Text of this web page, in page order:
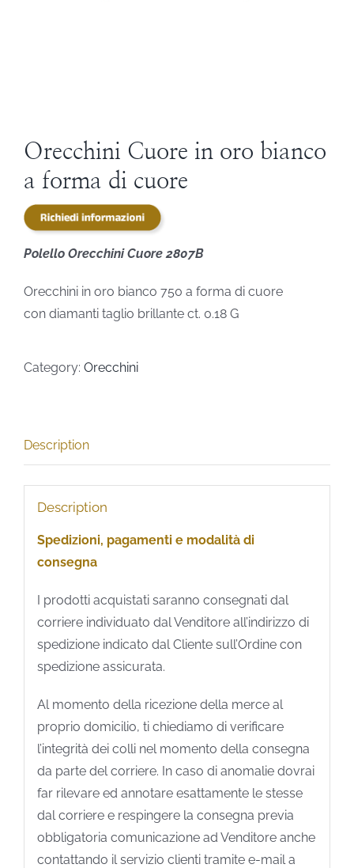
BLOG
CONTATTI
Orecchini Cuore in oro bianco
a forma di cuore
Polello Orecchini Cuore 2807B
Orecchini in oro bianco 750 a forma di cuore
con diamanti taglio brillante ct. 0.18 G
Category: Orecchini
Description
Description
Spedizioni, pagamenti e modalità di
consegna
I prodotti acquistati saranno consegnati dal
corriere individuato dal Venditore all’indirizzo di
spedizione indicato dal Cliente sull’Ordine con
spedizione assicurata.
Al momento della ricezione della merce al
proprio domicilio, ti chiediamo di verificare
l’integrità dei colli nel momento della consegna
da parte del corriere. In caso di anomalie dovrai
far rilevare ed annotare esattamente le stesse
dal corriere e respingere la consegna previa
obbligatoria comunicazione ad Venditore anche
contattando il servizio clienti tramite e-mail a